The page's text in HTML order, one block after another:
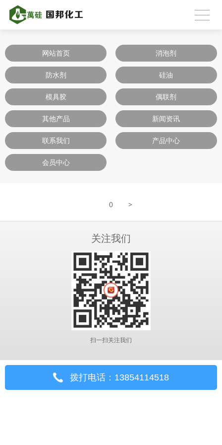
网站首页 消泡剂
防水剂 硅油
模具胶 偶联剂
其他产品 新闻资讯
联系我们 产品中心
会员中心
0 >
关注我们
扫一扫关注我们
拨打电话：13854114518